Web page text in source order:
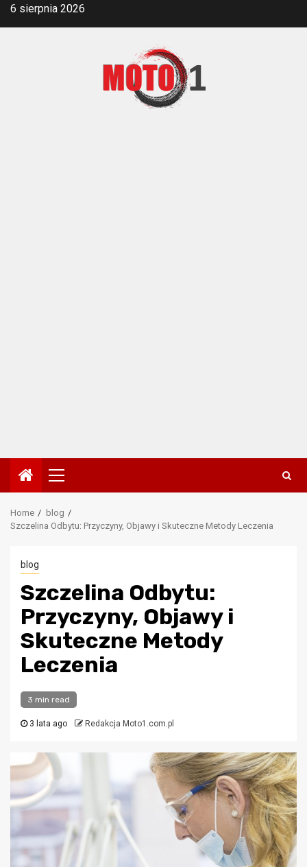
Skip6 sierpnia 2026
Primary
Menu
Home
blog
Szczelina Odbytu: Przyczyny, Objawy i Skuteczne Metody Leczenia
blog
Szczelina Odbytu:
Przyczyny, Objawy i
Skuteczne Metody
Leczenia
3 min read
3 lata ago Redakcja Moto1.com.pl